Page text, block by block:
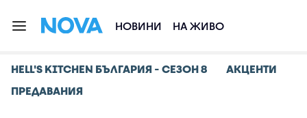
НОВИНИ НА ЖИВО
HELL'S KITCHEN БЪЛГАРИЯ - СЕЗОН 8
АКЦЕНТИ
ПРЕДАВАНИЯ